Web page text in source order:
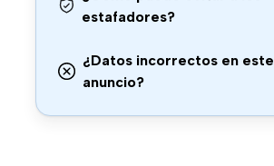
estafadores?
¿Datos incorrectos en este
anuncio?